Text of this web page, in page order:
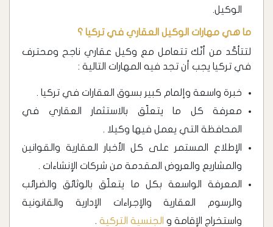
الوكيل.
ما هي مهارات الوكيل العقاري في تركيا ؟
لتتأكّد من أنّك تتعامل مع وكيل عقاري ناجح ومحترف
في تركيا يجب أن تجد فيه المهارات التالية :
خبرة واسعة وإلمام كبير بسوق العقارات في تركيا .
معرفة كل ما يتعلّق بالاستثمار العقاري في
المحافظة التي يعمل فيها وكيلا .
الإطلاع المستمر على كل الأخبار العقارية والقوانين
والمشاريع والعروض المقدمة من شركات الإنشاءات .
المعرفة الواسعة بكل ما يتعلّق بالوثائق والضرائب
والرسوم العقارية والإجراءات الإدارية والقانونية
واستخراج الإقامة و الجنسية التركية .